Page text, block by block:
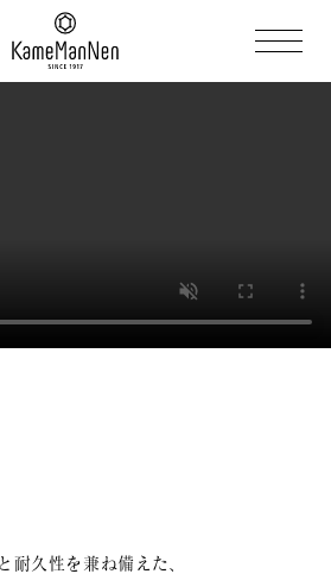
耐久性を兼ね備えた、